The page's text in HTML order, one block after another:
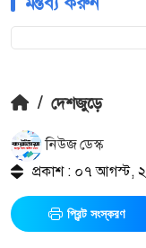
/ দেশজুড়ে
নিউজ ডেস্ক
প্রকাশ : ০৭ আগস্ট,
প্রিন্ট সংস্করণ